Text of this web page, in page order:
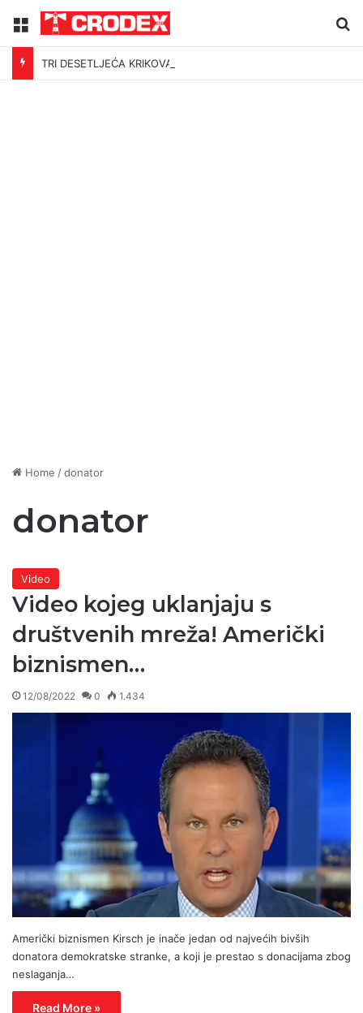
Menu
TRI DESETLJEĆA KRIKOVA OČAJNIKA
Home /donator
donator
Video
Video kojeg uklanjaju s
društvenih mreža! Američki
biznismen…
12/08/2022 0 1.434
Američki biznismen Kirsch je inače jedan od najvećih bivših
donatora demokratske stranke, a koji je prestao s donacijama zbog
neslaganja…
Read More »